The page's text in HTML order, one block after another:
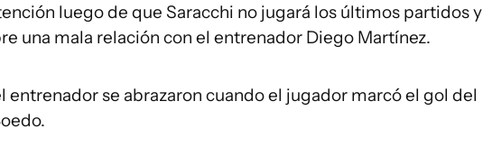
luego de que Saracchi no jugará los últimos partidos y
una mala relación con el entrenador Diego Martínez.
entrenador se abrazaron cuando el jugador marcó el gol del